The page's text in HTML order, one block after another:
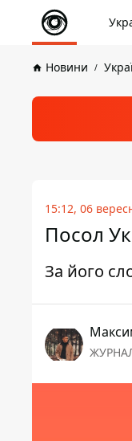
Новини
15:12, 06
Посол
За його